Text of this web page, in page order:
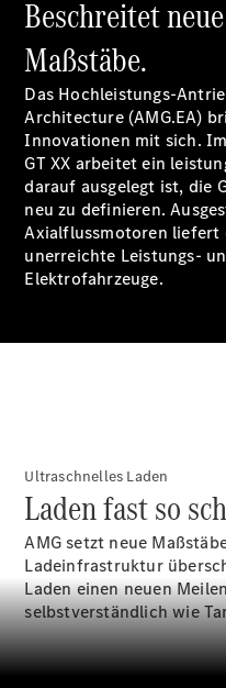
Coupe
GLS
GLS
Neu
Maybach
GLS SUV
Mercedes-
Maybach
GLS SUV
Neu
G-Klasse
Geländewagen
G-Klasse
Geländewagen
Konfigurator
Alle T-
Modelle
CLA
Shooting
Brake
Elektrisch
Beschreitet
Maßstäbe.
Das Hochleistungs-
Architecture (AMG.EA)
Innovationen mit sich. Im
GT XX arbeitet ein
darauf ausgelegt ist, die
neu zu definieren.
Axialflussmotoren liefert
unerreichte Leistungs-
Elektrofahrzeuge.
Ultraschnelles Laden
Laden fast so
AMG setzt neue
Ladeinfrastruktur
Laden einen neuen
selbstverständlich wie